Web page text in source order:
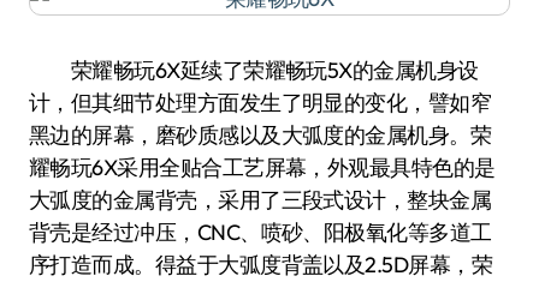
荣耀畅玩6X延续了荣耀畅玩5X的金属机身设
计，但其细节处理方面发生了明显的变化，譬如窄
黑边的屏幕，磨砂质感以及大弧度的金属机身。荣
耀畅玩6X采用全贴合工艺屏幕，外观最具特色的是
大弧度的金属背壳，采用了三段式设计，整块金属
背壳是经过冲压，CNC、喷砂、阳极氧化等多道工
序打造而成。得益于大弧度背盖以及2.5D屏幕，荣